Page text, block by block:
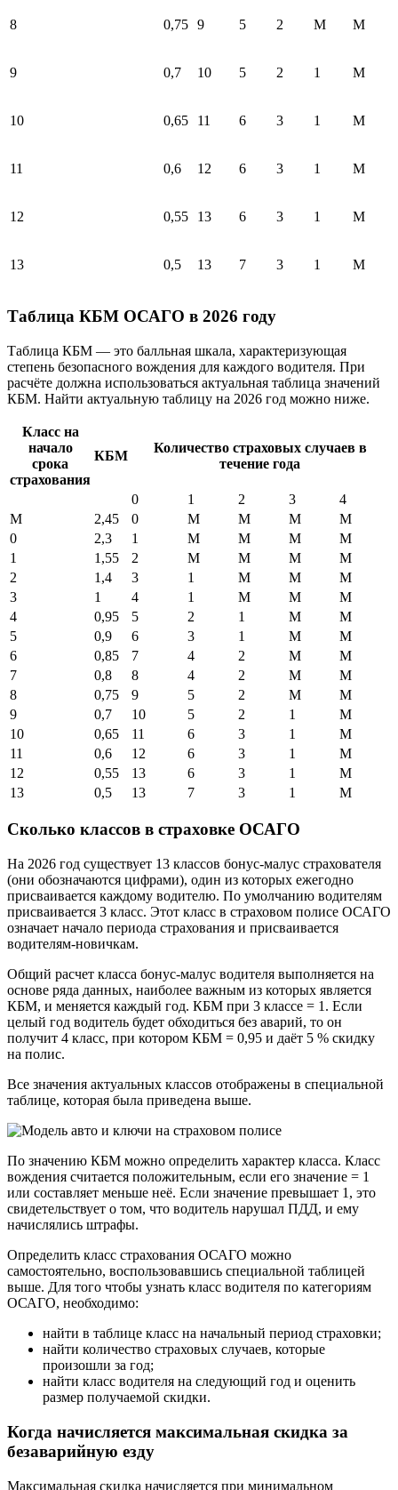
8 0,75 9 5 2 М М
9 0,7 10 5 2 1 М
10 0,65 11 6 3 1 М
11 0,6 12 6 3 1 М
12 0,55 13 6 3 1 М
13 0,5 13 7 3 1 М
Таблица КБМ ОСАГО в 2026 году
Таблица КБМ — это балльная шкала, характеризующая
степень безопасного вождения для каждого водителя. При
расчёте должна использоваться актуальная таблица значений
КБМ. Найти актуальную таблицу на 2026 год можно ниже.
Класс на
начало
срока
страхования
КБМ
Количество страховых случаев в
течение года
0 1 2 3
4
М
2,45 0 М М М
М
0
2,3 1 М М М
М
1
1,55 2 М М М
М
2
1,4 3 1 М М
М
3
1 4 1 М М
М
4
0,95 5 2 1 М
М
5
0,9 6 3 1 М
М
6
0,85 7 4 2 М
М
7
0,8 8 4 2 М
М
8
0,75 9 5 2 М
М
9
0,7 10 5 2 1
М
10
0,65 11 6 3 1
М
11
0,6 12 6 3 1
М
12
0,55 13 6 3 1
М
13
0,5 13 7 3 1 М
Сколько классов в страховке ОСАГО
На 2026 год существует 13 классов бонус-малус страхователя
(они обозначаются цифрами), один из которых ежегодно
присваивается каждому водителю. По умолчанию водителям
присваивается 3 класс. Этот класс в страховом полисе ОСАГО
означает начало периода страхования и присваивается
водителям-новичкам.
Общий расчет класса бонус-малус водителя выполняется на
основе ряда данных, наиболее важным из которых является
КБМ, и меняется каждый год. КБМ при 3 классе = 1. Если
целый год водитель будет обходиться без аварий, то он
получит 4 класс, при котором КБМ = 0,95 и даёт 5 % скидку
на полис.
Все значения актуальных классов отображены в специальной
таблице, которая была приведена выше.
По значению КБМ можно определить характер класса. Класс
вождения считается положительным, если его значение = 1
или составляет меньше неё. Если значение превышает 1, это
свидетельствует о том, что водитель нарушал ПДД, и ему
начислялись штрафы.
Определить класс страхования ОСАГО можно
самостоятельно, воспользовавшись специальной таблицей
выше. Для того чтобы узнать класс водителя по категориям
ОСАГО, необходимо:
найти в таблице класс на начальный период страховки;
найти количество страховых случаев, которые
произошли за год;
найти класс водителя на следующий год и оценить
размер получаемой скидки.
Когда начисляется максимальная скидка за
безаварийную езду
Максимальная скидка начисляется при минимальном